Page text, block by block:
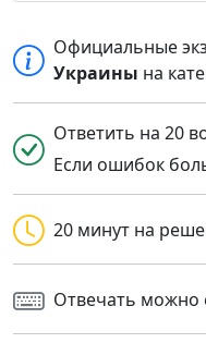
Официальные
Украины на
Ответить на 20
Если ошибок
20 минут на
Отвечать можно